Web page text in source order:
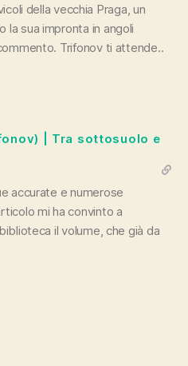
della vecchia Praga, un
la sua impronta in angoli
Trifonov ti attende..
| Tra sottosuolo e
accurate e numerose
mi ha convinto a
il volume, che già da